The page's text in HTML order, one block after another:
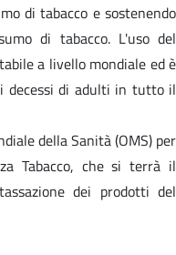
di tabacco e sostenendo
di tabacco. L'uso del
a livello mondiale ed è
decessi di adulti in tutto il
della Sanità (OMS) per
Tabacco, che si terrà il
dei prodotti del